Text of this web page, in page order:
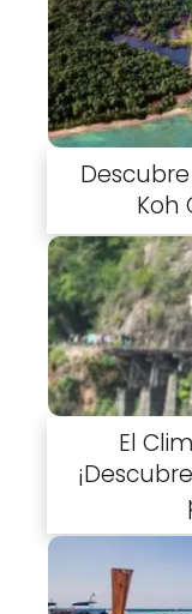
Koh
El